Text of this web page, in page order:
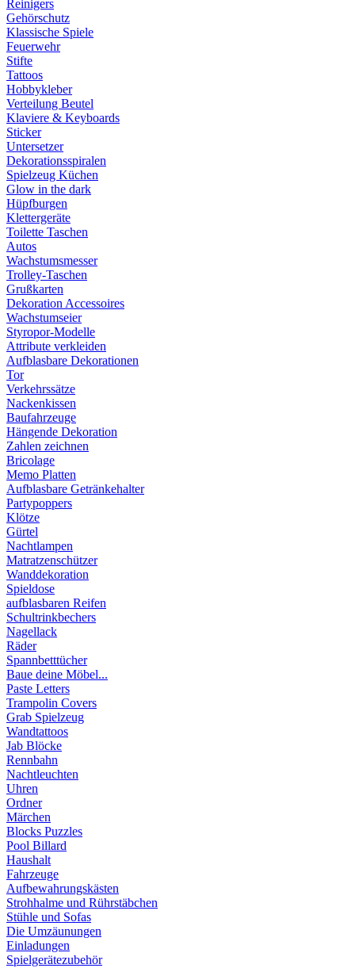
Reinigers
Gehörschutz
Klassische Spiele
Feuerwehr
Stifte
Tattoos
Hobbykleber
Verteilung Beutel
Klaviere & Keyboards
Sticker
Untersetzer
Dekorationsspiralen
Spielzeug Küchen
Glow in the dark
Hüpfburgen
Klettergeräte
Toilette Taschen
Autos
Wachstumsmesser
Trolley-Taschen
Grußkarten
Dekoration Accessoires
Wachstumseier
Styropor-Modelle
Attribute verkleiden
Aufblasbare Dekorationen
Tor
Verkehrssätze
Nackenkissen
Baufahrzeuge
Hängende Dekoration
Zahlen zeichnen
Bricolage
Memo Platten
Aufblasbare Getränkehalter
Partypoppers
Klötze
Gürtel
Nachtlampen
Matratzenschützer
Wanddekoration
Spieldose
aufblasbaren Reifen
Schultrinkbechers
Nagellack
Räder
Spannbetttücher
Baue deine Möbel...
Paste Letters
Trampolin Covers
Grab Spielzeug
Wandtattoos
Jab Blöcke
Rennbahn
Nachtleuchten
Uhren
Ordner
Märchen
Blocks Puzzles
Pool Billard
Haushalt
Fahrzeuge
Aufbewahrungskästen
Strohhalme und Rührstäbchen
Stühle und Sofas
Die Umzäunungen
Einladungen
Spielgerätezubehör